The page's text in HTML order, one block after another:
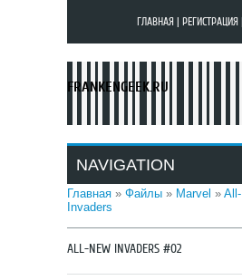
ГЛАВНАЯ РЕГИСТРАЦИЯ
FRANKENGEEK.RU
NAVIGATION
Главная » Файлы » Marvel »
Invaders
ALL-NEW INVADERS #02